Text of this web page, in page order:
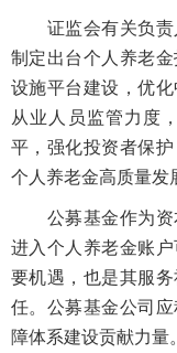
证监会有关负责
制定出台个人养老
设施平台建设，优
从业人员监管力度
平，强化投资者保
个人养老金高质量发
公募基金作为资
进入个人养老金账
要机遇，也是其服
任。公募基金公司
障体系建设贡献力量。